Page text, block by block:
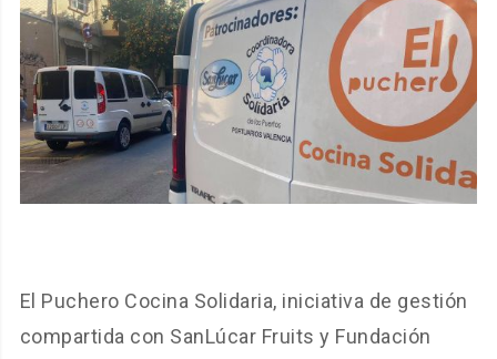
El Puchero Cocina Solidaria, iniciativa de gestión
compartida con SanLúcar Fruits y Fundación